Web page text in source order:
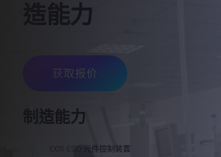
造能力
获取报价
制造能力
100% ESD 元件控制装置